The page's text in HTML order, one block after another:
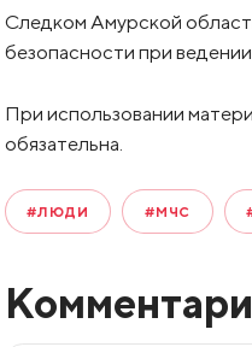
Следком Амурской
безопасности при
При использовании
обязательна.
#ЛЮДИ #МЧС